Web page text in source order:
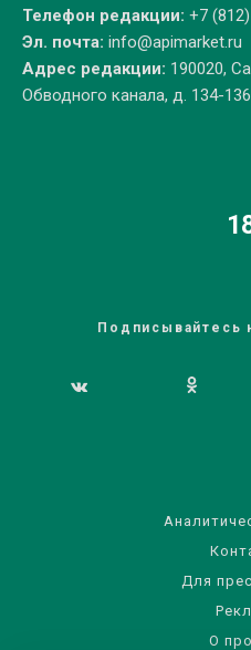
Телефон редакции: +7
Эл. почта: info@apimarket.ru
Адрес редакции: 190020,
Обводного канала, д. 134-
Подписывайтесь
Для
О